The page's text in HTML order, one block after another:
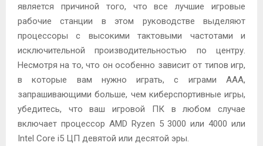
является причиной того, что все лучшие игровые
рабочие станции в этом руководстве выделяют
процессоры с высокими тактовыми частотами и
исключительной производительностью по центру.
Несмотря на то, что он особенно зависит от типов игр,
в которые вам нужно играть, с играми AAA,
запрашивающими больше, чем киберспортивные игры,
убедитесь, что ваш игровой ПК в любом случае
включает процессор AMD Ryzen 5 3000 или 4000 или
Intel Core i5 ЦП девятой или десятой эры.